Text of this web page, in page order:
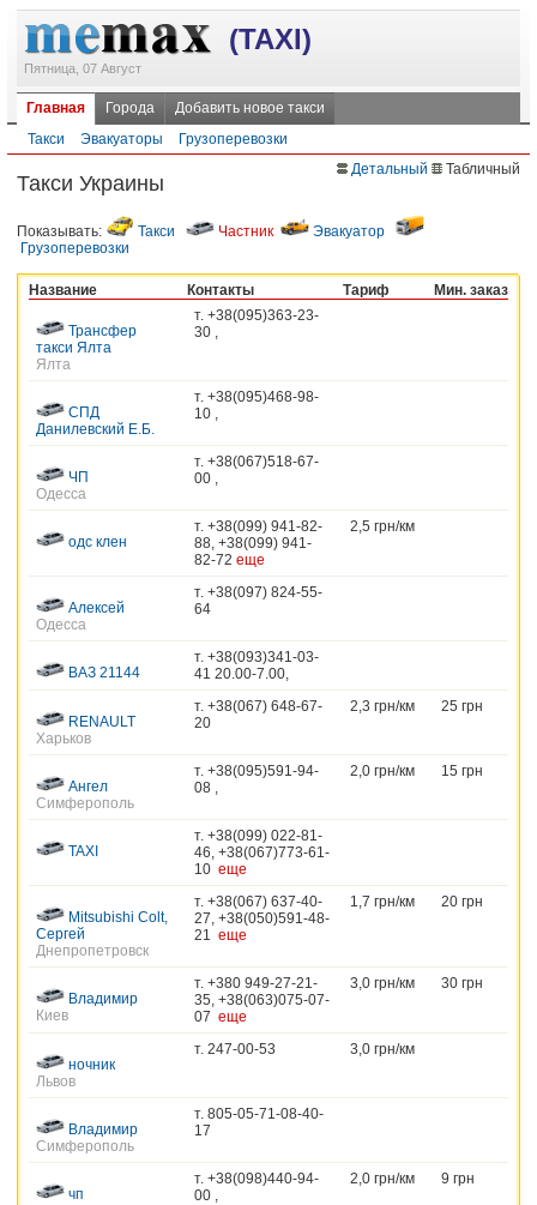
(TAXI)
Пятница, 07 Август
Главная Города
Добавить новое такси
Такси
Эвакуаторы Грузоперевозки
Такси Украины
Детальный Табличный
Показывать: Такси Частник
Эвакуатор
Грузоперевозки
Название Контакты Тариф Мин. заказ
Трансфер
такси Ялта
Ялта
т. +38(095)363-23-
30 ,
СПД
Данилевский Е.Б.
т. +38(095)468-98-
10 ,
ЧП
Одесса
т. +38(067)518-67-
00 ,
одс клен
т. +38(099) 941-82-
88, +38(099) 941-
82-72 еще
2,5 грн/км
Алексей
Одесса
т. +38(097) 824-55-
64
ВАЗ 21144
т. +38(093)341-03-
41 20.00-7.00,
RENAULT
Харьков
т. +38(067) 648-67-
20
2,3 грн/км 25 грн
Ангел
Симферополь
т. +38(095)591-94-
08 ,
2,0 грн/км 15 грн
TAXI
т. +38(099) 022-81-
46, +38(067)773-61-
10 еще
Mitsubishi Colt,
Сергей
Днепропетровск
т. +38(067) 637-40-
27, +38(050)591-48-
21 еще
1,7 грн/км 20 грн
Владимир
Киев
т. +380 949-27-21-
35, +38(063)075-07-
07 еще
3,0 грн/км 30 грн
ночник
Львов
т. 247-00-53 3,0 грн/км
Владимир
Симферополь
т. 805-05-71-08-40-
17
чп
т. +38(098)440-94-
00 ,
2,0 грн/км 9 грн